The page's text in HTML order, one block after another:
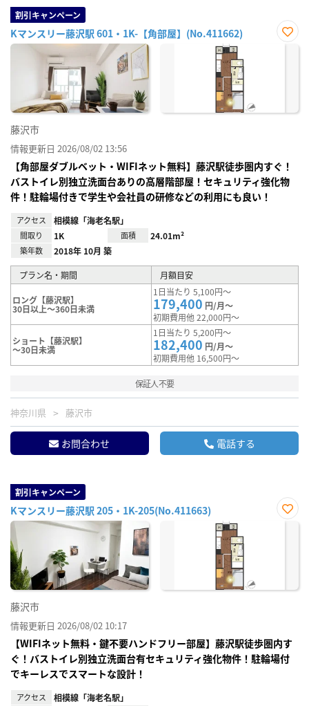
割引キャンペーン
Kマンスリー藤沢駅 601・1K-【角部屋】(No.411662)
お気
藤沢市
情報更新日 2026/08/02 13:56
【角部屋ダブルベット・WIFIネット無料】藤沢駅徒歩圏内すぐ！
バストイレ別独立洗面台ありの高層階部屋！セキュリティ強化物
件！駐輪場付きで学生や会社員の研修などの利用にも良い！
アクセス 相模線「海老名駅」
間取り 1K 面積 24.01m²
築年数 2018年 10月 築
プラン名・期間 月額目安
ロング【藤沢駅】
30日以上～360日未満
1日当たり 5,100円～
179,400 円/月～
初期費用他 22,000円～
ショート【藤沢駅】
～30日未満
1日当たり 5,200円～
182,400 円/月～
初期費用他 16,500円～
保証人不要
神奈川県 藤沢市
お問合わせ 電話する
割引キャンペーン
Kマンスリー藤沢駅 205・1K-205(No.411663)
お気
藤沢市
情報更新日 2026/08/02 10:17
【WIFIネット無料・鍵不要ハンドフリー部屋】藤沢駅徒歩圏内す
ぐ！バストイレ別独立洗面台有セキュリティ強化物件！駐輪場付
でキーレスでスマートな設計！
アクセス 相模線「海老名駅」